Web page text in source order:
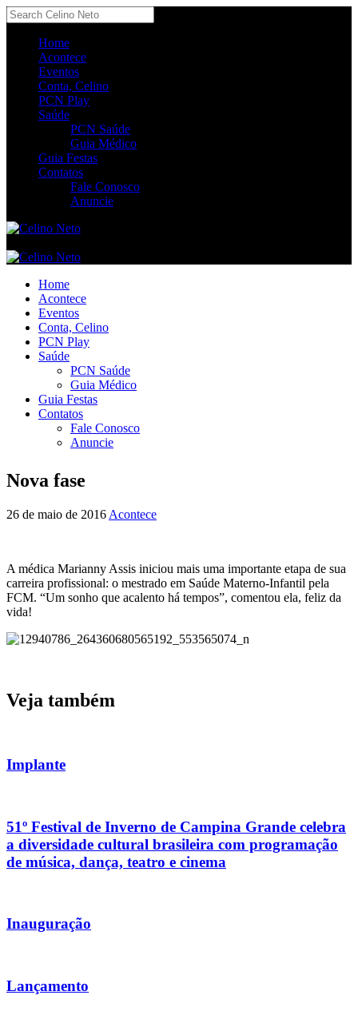
Home
Acontece
Eventos
Conta, Celino
PCN Play
Saúde
PCN Saúde
Guia Médico
Guia Festas
Contatos
Fale Conosco
Anuncie
Home
Acontece
Eventos
Conta, Celino
PCN Play
Saúde
PCN Saúde
Guia Médico
Guia Festas
Contatos
Fale Conosco
Anuncie
Nova fase
26 de maio de 2016 Acontece
A médica Marianny Assis iniciou mais uma importante etapa de sua
carreira profissional: o mestrado em Saúde Materno-Infantil pela
FCM. “Um sonho que acalento há tempos”, comentou ela, feliz da
vida!
Veja também
Implante
51º Festival de Inverno de Campina Grande celebra
a diversidade cultural brasileira com programação
de música, dança, teatro e cinema
Inauguração
Lançamento